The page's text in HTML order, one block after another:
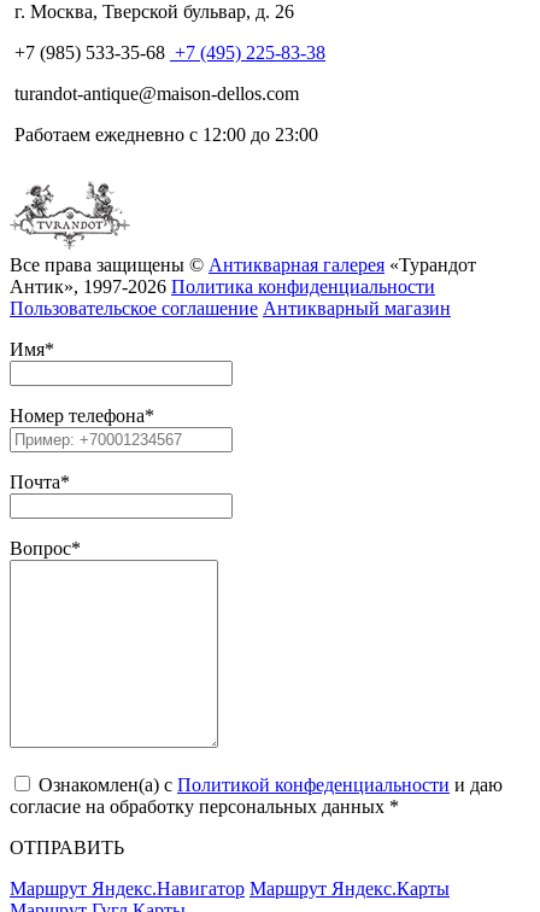
г. Москва, Тверской бульвар, д. 26
+7 (985) 533-35-68 +7 (495) 225-83-38
turandot-antique@maison-dellos.com
Работаем ежедневно с 12:00 до 23:00
Все права защищены © Антикварная галерея «Турандот
Антик», 1997-2026 Политика конфиденциальности
Пользовательское соглашение Антикварный магазин
Имя*
Номер телефона*
Почта*
Вопрос*
Ознакомлен(a) с Политикой конфеденциальности и даю
согласие на обработку персональных данных *
ОТПРАВИТЬ
Маршрут Яндекс.Навигатор Маршрут Яндекс.Карты